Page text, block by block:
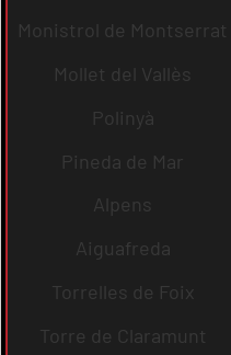
Monistrol de Montserrat
Mollet del Vallès
Polinyà
Pineda de Mar
Alpens
Aiguafreda
Torrelles de Foix
Torre de Claramunt